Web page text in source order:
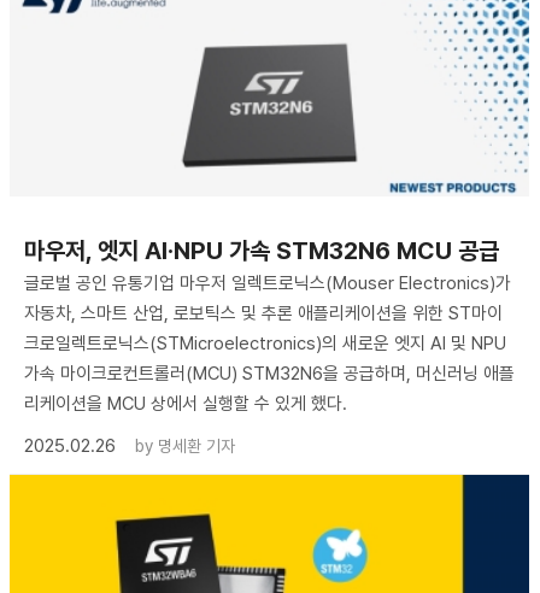
마우저, 엣지 AI·NPU 가속 STM32N6 MCU 공급
글로벌 공인 유통기업 마우저 일렉트로닉스(Mouser Electronics)가
자동차, 스마트 산업, 로보틱스 및 추론 애플리케이션을 위한 ST마이
크로일렉트로닉스(STMicroelectronics)의 새로운 엣지 AI 및 NPU
가속 마이크로컨트롤러(MCU) STM32N6을 공급하며, 머신러닝 애플
리케이션을 MCU 상에서 실행할 수 있게 했다.
2025.02.26
by 명세환 기자